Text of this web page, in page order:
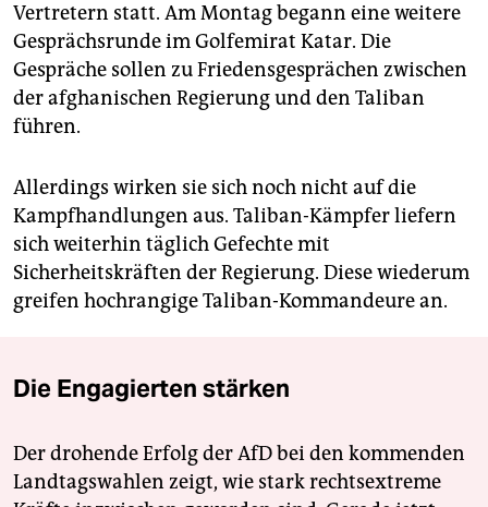
Vertretern statt. Am Montag begann eine weitere
Gesprächsrunde im Golfemirat Katar. Die
Gespräche sollen zu Friedensgesprächen zwischen
der afghanischen Regierung und den Taliban
führen.
Allerdings wirken sie sich noch nicht auf die
Kampfhandlungen aus. Taliban-Kämpfer liefern
sich weiterhin täglich Gefechte mit
Sicherheitskräften der Regierung. Diese wiederum
greifen hochrangige Taliban-Kommandeure an.
Die Engagierten stärken
Der drohende Erfolg der AfD bei den kommenden
Landtagswahlen zeigt, wie stark rechtsextreme